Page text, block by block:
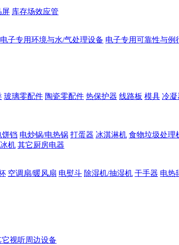
屏 库存场效应管
电子专用环境与水/气处理设备 电子专用可靠性与例
玻璃零配件 陶瓷零配件 热保护器 线路板 模具 冷凝
饼铛 电炒锅/电热锅 打蛋器 冰淇淋机 食物垃圾处理
机 其它厨房电器
空调扇/暖风扇 电熨斗 除湿机/抽湿机 干手器 电热
它视听周边设备